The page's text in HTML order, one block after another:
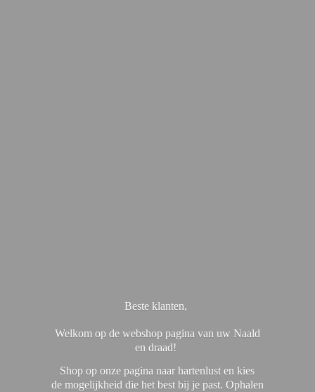
Beste klanten,
Welkom op de webshop pagina van uw Naald
en draad!
Shop op onze pagina naar hartenlust en kies
de mogelijkheid die het best bij je past. Ophalen